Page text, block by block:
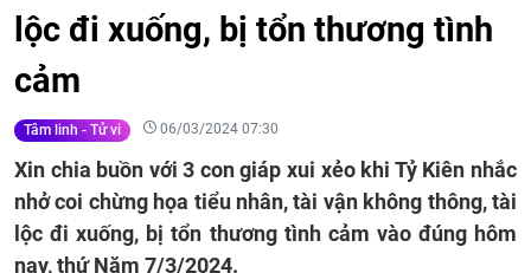
lộc đi xuống, bị tổn thương tình
cảm
Tâm linh - Tử vi 06/03/2024 07:30
Xin chia buồn với 3 con giáp xui xẻo khi Tỷ Kiên nhắc
nhở coi chừng họa tiểu nhân, tài vận không thông, tài
lộc đi xuống, bị tổn thương tình cảm vào đúng hôm
nay, thứ Năm 7/3/2024.